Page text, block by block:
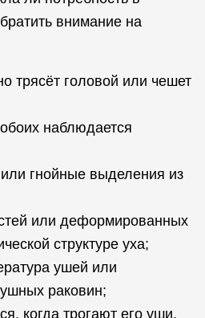
внимание на
трясёт головой или чешет
наблюдается
гнойные выделения из
или деформированных
структуре уха;
ушей или
раковин;
когда трогают его уши.